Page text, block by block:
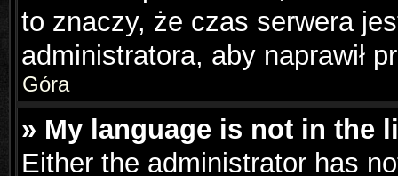
to znaczy, że czas serwera
administratora, aby naprawił
Góra
» My language is not in the
Either the administrator has